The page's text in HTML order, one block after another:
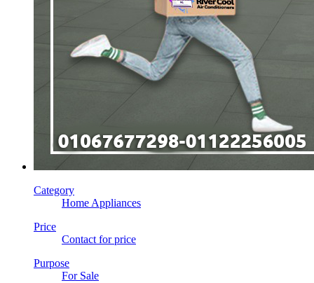
Category
Home Appliances
Price
Contact for price
Purpose
For Sale